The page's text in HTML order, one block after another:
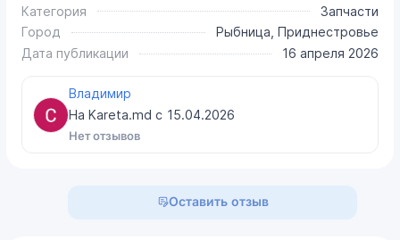
Категория
Запчасти
Город
Рыбница, Приднестровье
Дата публикации
16 апреля 2026
Владимир
На Kareta.md с 15.04.2026
Нет отзывов
Оставить отзыв